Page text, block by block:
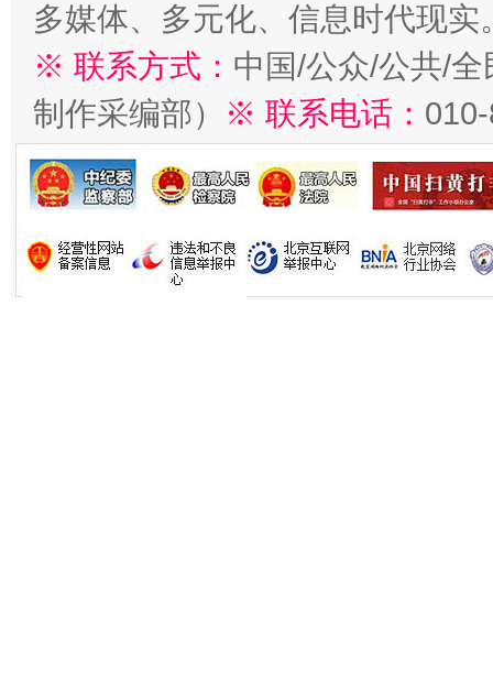
多媒体、多元化、信息时代现实
※ 联系方式： 中国/公众/公共/
制作采编部）
※ 联系电话：